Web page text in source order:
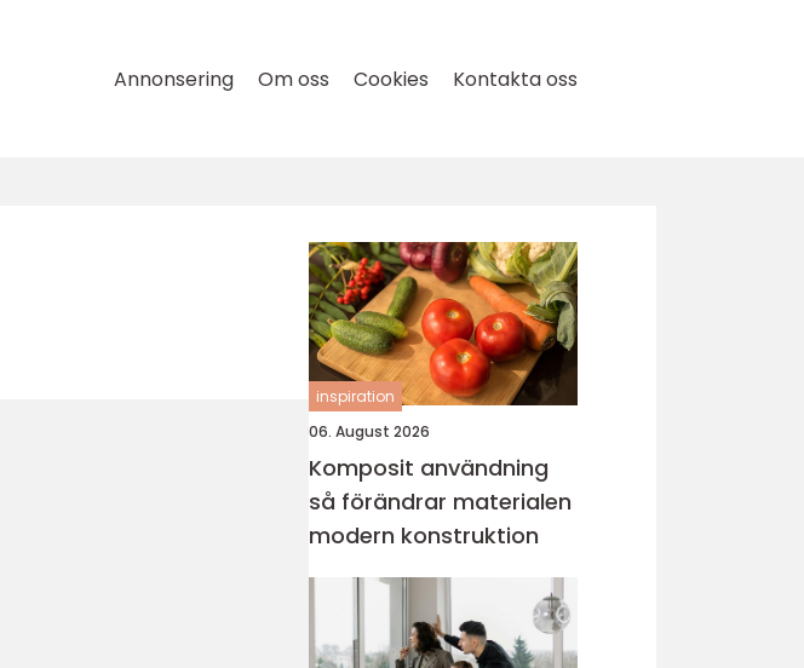
Annonsering Om oss Cookies Kontakta oss
inspiration
06. August 2026
Komposit användning
så förändrar materialen
modern konstruktion